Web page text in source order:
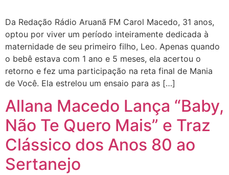
Da Redação Rádio Aruanã FM Carol Macedo, 31 anos,
optou por viver um período inteiramente dedicada à
maternidade de seu primeiro filho, Leo. Apenas quando
o bebê estava com 1 ano e 5 meses, ela acertou o
retorno e fez uma participação na reta final de Mania
de Você. Ela estrelou um ensaio para as […]
Allana Macedo Lança “Baby,
Não Te Quero Mais” e Traz
Clássico dos Anos 80 ao
Sertanejo